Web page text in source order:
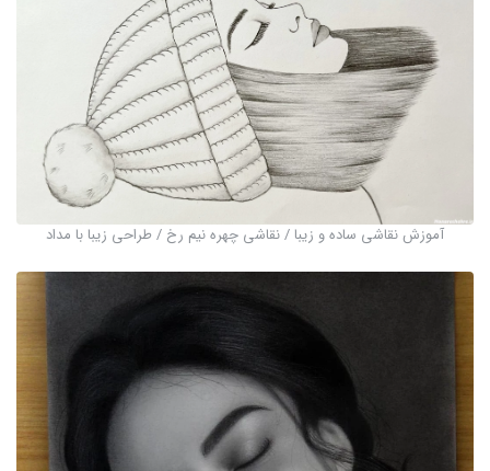
آموزش نقاشی ساده و زیبا / نقاشی چهره نیم رخ / طراحی زیبا با مداد